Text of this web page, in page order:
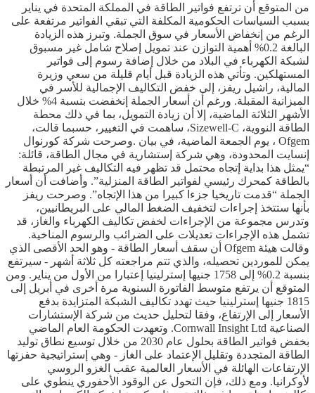
من المتوقع أن ترتفع فواتير الطاقة في المملكة المتحدة في يناير
بسبب السياسات الحكومية المكلفة التي تبقي الفواتير مرتفعة على
الرغم من إنخفاض الأسعار في سوق الجملة. وتبرز هذه الزيادة
البالغة 0.2% أهمية التوازن عند تمويل إصلاح شامل غير مسبوق
لشبكة الكهرباء في البلاد من خلال إضافة رسوم إلى فواتير
المستهلكين. وتأتي هذه الزيادة قبل أيام قليلة من سعي وزيرة
المالية، راشيل ريفز، إلى خفض التكاليف الإجمالية للأسر في
الميزانية المقبلة. ورغم أن أسعار الجملة إنخفضت بنسبة 4% خلال
الأشهر الثلاثة الماضية، إلا أن زيادة التمويل، بما في ذلك محطة
الطاقة النووية، Sizewell-C، ساهمت في التغيير، حسبما قالت،
Ofgem ، يوم الجمعة الماضية، في بيان .وصرحت شركة كورنوال
إنسايت المحدودة، وهي شركة إستشارية في مجال الطاقة، قائلة:
“يمثل هذا بداية إتجاه محتمل قد تظهر فيه التكاليف غير المرتبطة
بالطاقة كمحرك رئيسي لفواتير الطاقة المنزلية”. وأضافت أن أسعار
الجملة “قدمت تاريخيا جزءا كبيرا من هذا الإتجاه”. وصرحت ريفز
بأنها ستتخذ إجراءات لتخفيف الضغط المالي على البريطانيين،
وتدرس مجموعة من الإجراءات لخفض تكاليف الكهرباء والغاز، قد
تشمل هذه الإجراءات تعديلات على الضرائب والرسوم المناخية.
وقالت هيئة Ofgem أن سقف أسعار الطاقة - وهو الحد الأقصى الذي
يمكن للموردين تحصيله، والذي تتم مراجعته كل ثلاثة أشهر - سيرتفع
بنسبة 0.2% إلى 1758 جنيها إسترلينيا إعتبارا من الأول من يناير. ومن
المتوقع أن يرتفع متوسط ​​الفاتورة السنوية مرة أخرى في أبريل إلى
1815 جنيها إسترلينيا حيث تهدد تكاليف الشبكة المتزايدة بدفع
الأسعار إلى الإرتفاع، وفقا لتحليل حديث من شركة الإستشارات
الصناعية Cornwall Insight Ltd. وتعهدت الحكومة العام الماضي
بخفض فواتير الطاقة بحلول عام 2030 من خلال توسيع نطاق توليد
الطاقة المتجددة وتقليل الإعتماد على الغاز - وهي إستراتيجية حفزتها
الإرتفاعات الهائلة في الأسعار العالمية عقب الغزو الروسي
لأوكرانيا. ومع ذلك، فإن التحول عن الوقود الأحفوري ينطوي على